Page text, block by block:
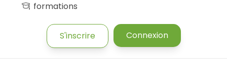
formations
S'inscrire Connexion